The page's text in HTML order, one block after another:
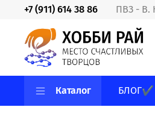
ПВЗ - В.
+7 (911) 614 38 86
Каталог БЛОГ✔